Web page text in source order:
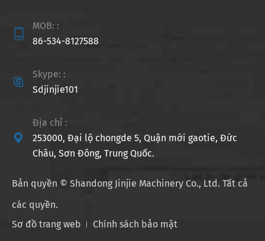

MOB: :
86-534-8127588

Skype: :
Sdjinjie101

Địa chỉ :
253000, Đại lộ chongde 5, Quận mới gaotie, Đức
Châu, Sơn Đông, Trung Quốc.
Bản quyền © Shandong Jinjie Machinery Co., Ltd. Tất cả
các quyền.
Sơ đồ trang web
Chính sách bảo mật